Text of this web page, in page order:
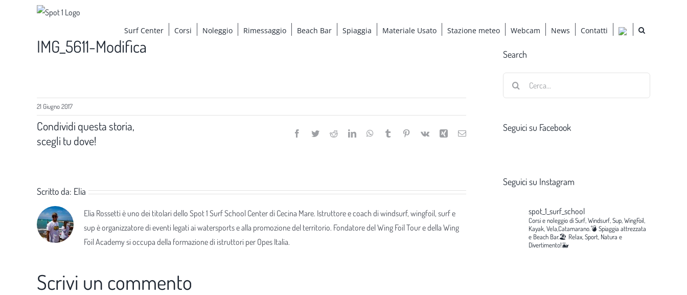
Surf Center Corsi Noleggio Rimessaggio Beach Bar Spiaggia Materiale Usato Stazione meteo Webcam News Contatti
IMG_5611-Modifica
21 Giugno 2017
Condividi questa storia,
scegli tu dove!
Facebook
TwitterRedditLinkedInWhatsApp
Tumblr Pinterest
Vk Xing Email
Scritto da: Elia
Elia Rossetti è uno dei titolari dello Spot 1 Surf School Center di Cecina Mare. Istruttore e coach di windsurf, wingfoil, surf e
sup è organizzatore di eventi legati ai watersports e alla promozione del territorio. Fondatore del Wing Foil Tour e della Wing
Foil Academy si occupa della formazione di istruttori per Opes Italia.
Scrivi un commento
Search
Seguici su Facebook
Seguici su Instagram
spot_1_surf_school
Corsi e noleggio di Surf, Windsurf, Sup, WingFoil,
Kayak, Vela,Catamarano.💣 Spiaggia attrezzata
e Beach Bar.🏖️ Relax, Sport, Natura e
Divertimento!🐳